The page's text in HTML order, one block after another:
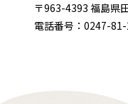
〒963-4393 福島県
電話番号：0247-